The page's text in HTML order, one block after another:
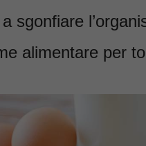
sgonfiare
alimentare per